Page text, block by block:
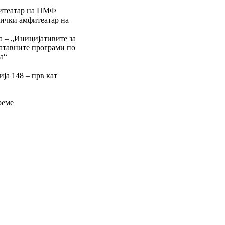
на ПМФ
амфитеатар на
– „Иницијативите за
програми по
148 – прв кат